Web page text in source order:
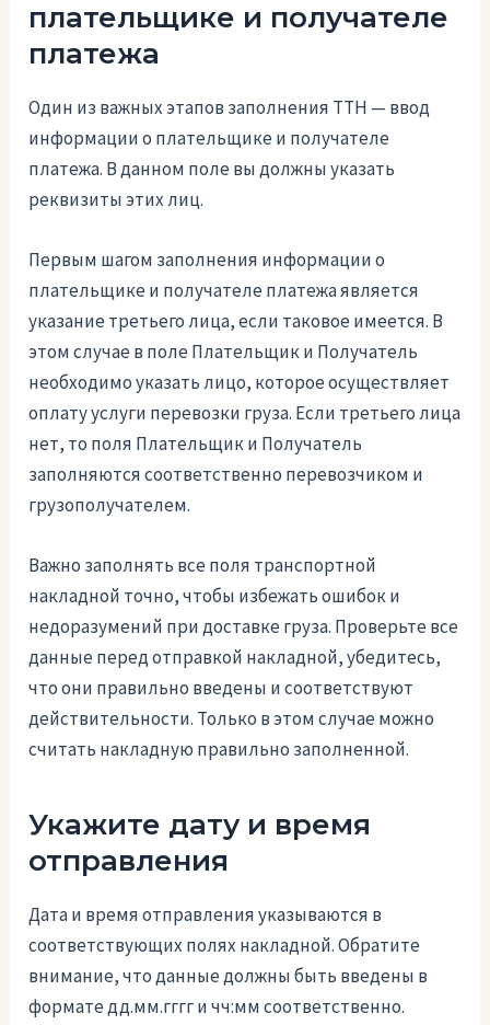
плательщике и получателе
платежа
Один из важных этапов заполнения ТТН — ввод
информации о плательщике и получателе
платежа. В данном поле вы должны указать
реквизиты этих лиц.
Первым шагом заполнения информации о
плательщике и получателе платежа является
указание третьего лица, если таковое имеется. В
этом случае в поле Плательщик и Получатель
необходимо указать лицо, которое осуществляет
оплату услуги перевозки груза. Если третьего лица
нет, то поля Плательщик и Получатель
заполняются соответственно перевозчиком и
грузополучателем.
Важно заполнять все поля транспортной
накладной точно, чтобы избежать ошибок и
недоразумений при доставке груза. Проверьте все
данные перед отправкой накладной, убедитесь,
что они правильно введены и соответствуют
действительности. Только в этом случае можно
считать накладную правильно заполненной.
Укажите дату и время
отправления
Дата и время отправления указываются в
соответствующих полях накладной. Обратите
внимание, что данные должны быть введены в
формате дд.мм.гггг и чч:мм соответственно.